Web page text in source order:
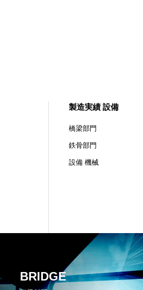
製造実績 設備
橋梁部門
鉄骨部門
設備 機械
BRIDGE